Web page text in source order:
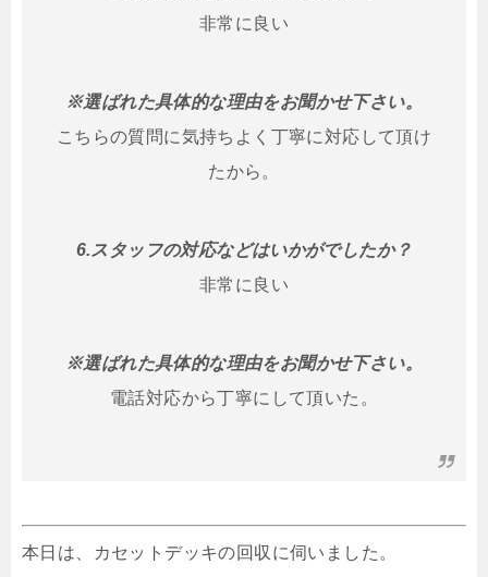
非常に良い
※選ばれた具体的な理由をお聞かせ下さい。
こちらの質問に気持ちよく丁寧に対応して頂け
たから。
6.スタッフの対応などはいかがでしたか？
非常に良い
※選ばれた具体的な理由をお聞かせ下さい。
電話対応から丁寧にして頂いた。
本日は、カセットデッキの回収に伺いました。